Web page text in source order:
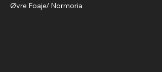
Øvre Foaje/ Normoria